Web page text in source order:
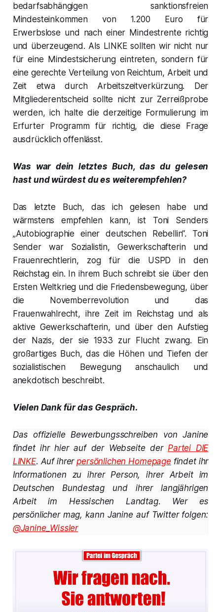
bedarfsabhängigen sanktionsfreien
Mindesteinkommen von 1.200 Euro für
Erwerbslose und nach einer Mindestrente richtig
und überzeugend. Als LINKE sollten wir nicht nur
für eine Mindestsicherung eintreten, sondern für
eine gerechte Verteilung von Reichtum, Arbeit und
Zeit etwa durch Arbeitszeitverkürzung. Der
Mitgliederentscheid sollte nicht zur Zerreißprobe
werden, ich halte die derzeitige Formulierung im
Erfurter Programm für richtig, die diese Frage
ausdrücklich offenlässt.
Was war dein letztes Buch, das du gelesen
hast und würdest du es weiterempfehlen?
Das letzte Buch, das ich gelesen habe und
wärmstens empfehlen kann, ist Toni Senders
„Autobiographie einer deutschen Rebellin“. Toni
Sender war Sozialistin, Gewerkschafterin und
Frauenrechtlerin, zog für die USPD in den
Reichstag ein. In ihrem Buch schreibt sie über den
Ersten Weltkrieg und die Friedensbewegung, über
die Novemberrevolution und das
Frauenwahlrecht, ihre Zeit im Reichstag und als
aktive Gewerkschafterin, und über den Aufstieg
der Nazis, der sie 1933 zur Flucht zwang. Ein
großartiges Buch, das die Höhen und Tiefen der
sozialistischen Bewegung anschaulich und
anekdotisch beschreibt.
Vielen Dank für das Gespräch.
Das offizielle Bewerbungsschreiben von Janine
findet ihr hier auf der Webseite derPartei DIE
LINKE. Auf ihrerpersönlichen Homepagefindet ihr
Informationen zu ihrer Person, ihrer Arbeit im
Deutschen Bundestag und ihrer langjährigen
Arbeit im Hessischen Landtag. Wer es
persönlicher mag, kann Janine auf Twitter folgen:
@Janine_Wissler